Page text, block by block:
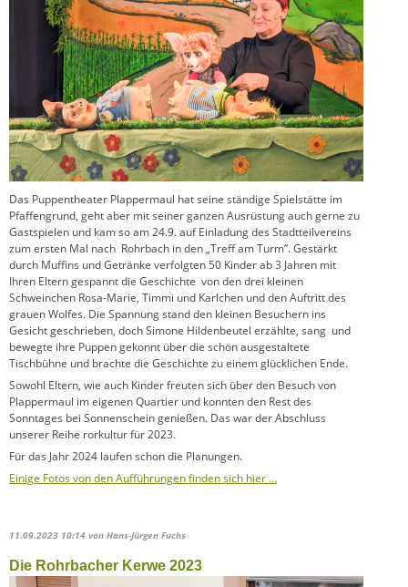
Das Puppentheater Plappermaul hat seine ständige Spielstätte im
Pfaffengrund, geht aber mit seiner ganzen Ausrüstung auch gerne zu
Gastspielen und kam so am 24.9. auf Einladung des Stadtteilvereins
zum ersten Mal nach Rohrbach in den „Treff am Turm”. Gestärkt
durch Muffins und Getränke verfolgten 50 Kinder ab 3 Jahren mit
Ihren Eltern gespannt die Geschichte von den drei kleinen
Schweinchen Rosa-Marie, Timmi und Karlchen und den Auftritt des
grauen Wolfes. Die Spannung stand den kleinen Besuchern ins
Gesicht geschrieben, doch Simone Hildenbeutel erzählte, sang und
bewegte ihre Puppen gekonnt über die schön ausgestaltete
Tischbühne und brachte die Geschichte zu einem glücklichen Ende.
Sowohl Eltern, wie auch Kinder freuten sich über den Besuch von
Plappermaul im eigenen Quartier und konnten den Rest des
Sonntages bei Sonnenschein genießen. Das war der Abschluss
unserer Reihe rorkultur für 2023.
Für das Jahr 2024 laufen schon die Planungen.
Einige Fotos von den Aufführungen finden sich hier …
11.09.2023 10:14 von Hans-Jürgen Fuchs
Die Rohrbacher Kerwe 2023